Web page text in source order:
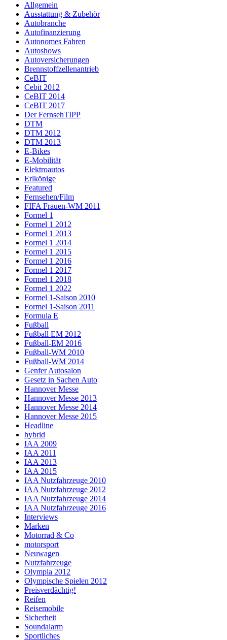
Allgemein
Ausstattung & Zubehör
Autobranche
Autofinanzierung
Autonomes Fahren
Autoshows
Autoversicherungen
Brennstoffzellenantrieb
CeBIT
Cebit 2012
CeBIT 2014
CeBIT 2017
Der FernsehTIPP
DTM
DTM 2012
DTM 2013
E-Bikes
E-Mobilität
Elektroautos
Erlkönige
Featured
Fernsehen/Film
FIFA Frauen-WM 2011
Formel 1
Formel 1 2012
Formel 1 2013
Formel 1 2014
Formel 1 2015
Formel 1 2016
Formel 1 2017
Formel 1 2018
Formel 1 2022
Formel 1-Saison 2010
Formel 1-Saison 2011
Formula E
Fußball
Fußball EM 2012
Fußball-EM 2016
Fußball-WM 2010
Fußball-WM 2014
Genfer Autosalon
Gesetz in Sachen Auto
Hannover Messe
Hannover Messe 2013
Hannover Messe 2014
Hannover Messe 2015
Headline
hybrid
IAA 2009
IAA 2011
IAA 2013
IAA 2015
IAA Nutzfahrzeuge 2010
IAA Nutzfahrzeuge 2012
IAA Nutzfahrzeuge 2014
IAA Nutzfahrzeuge 2016
Interviews
Marken
Motorrad & Co
motorsport
Neuwagen
Nutzfahrzeuge
Olympia 2012
Olympische Spielen 2012
Preisverdächtig!
Reifen
Reisemobile
Sicherheit
Soundalarm
Sportliches